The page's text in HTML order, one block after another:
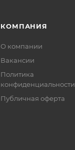
КОМПАНИЯ
О компании
Вакансии
Политика
конфиденциальности
Публичная оферта